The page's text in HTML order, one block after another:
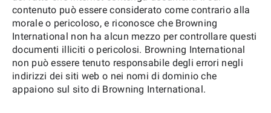
contenuto può essere considerato come contrario alla
morale o pericoloso, e riconosce che Browning
International non ha alcun mezzo per controllare questi
documenti illiciti o pericolosi. Browning International
non può essere tenuto responsabile degli errori negli
indirizzi dei siti web o nei nomi di dominio che
appaiono sul sito di Browning International.